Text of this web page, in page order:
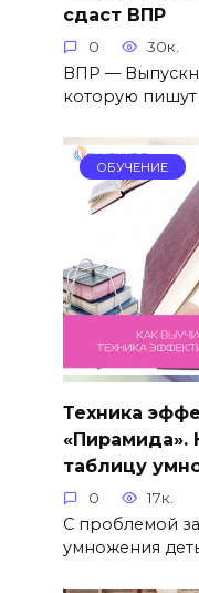
сдаст ВПР
0 30к.
ВПР —
которую пишут
ОБУЧЕНИЕ
Техника
«Пирамида».
таблицу
0 17к.
С проблемой
умножения